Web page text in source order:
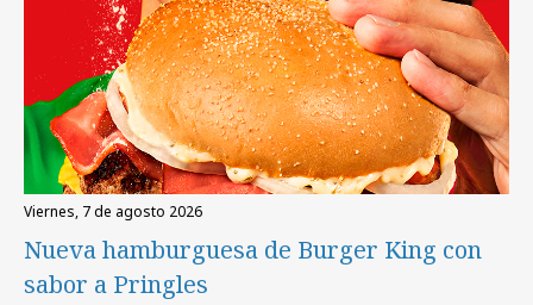
viernes, 7 de agosto 2026
Nueva hamburguesa de Burger King con
sabor a Pringles